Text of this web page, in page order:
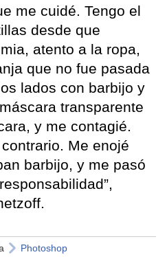
me cuidé. Tengo el
desde que
atento a la ropa,
que no fue pasada
lados con barbijo y
transparente
y me contagié.
Me enojé
barbijo, y me pasó
Photoshop